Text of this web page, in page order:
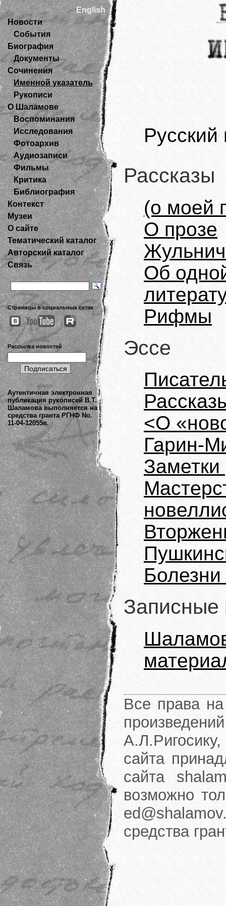
English
Новости
События
Биография
Документы
Сочинения
Именной указатель
Рукописи
О Шаламове
Воспоминания
Исследования
Фотоархив
Аудиозаписи
Фильмы
Критика
Библиография
Контекст
Музеи
О сайте
Тематический каталог
Авторский каталог
Связь
Страницы в социальных сетях
Рассылка новостей
Аутентичная электронная
публикация рукописей В.Т.
Шаламова выполняется на
средства гранта РГНФ No.
11-04-12055в.
Русский
Рассказы
(о моей
О прозе
Об
Рифмы
Эссе
<О
Гарин-
Заметки
Записные
Все права на
сайта
сайта
возможно
средства